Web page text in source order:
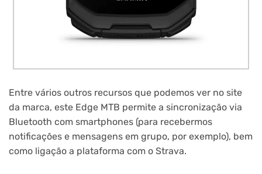
Entre vários outros recursos que podemos ver no site
da marca, este Edge MTB permite a sincronização via
Bluetooth com smartphones (para recebermos
notificações e mensagens em grupo, por exemplo), bem
como ligação a plataforma com o Strava.